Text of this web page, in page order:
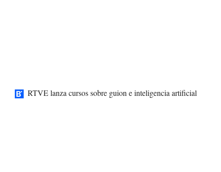
RTVE lanza cursos sobre guion e inteligencia artificial